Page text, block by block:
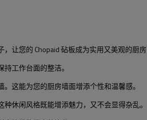
让您的 Chopaid 砧板成为实用又美观的厨房
工作台面的整洁。
这能为您的厨房墙面增添个性和温馨感。
休闲风格既能增添魅力，又不会显得杂乱。